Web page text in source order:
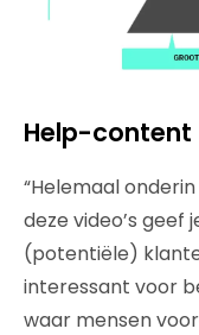
Help-content
“Helemaal
deze video’s
(potentiële)
interessant voor
waar mensen